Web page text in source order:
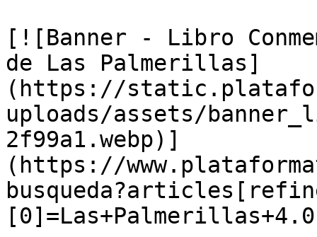
[![Banner - Libro
de Las Palmerillas]
(https://
uploads/assets/
2f99a1.webp)]
(https://